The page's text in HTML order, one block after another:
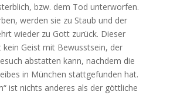
bzw. dem Tod unterworfen.
werden sie zu Staub und der
wieder zu Gott zurück. Dieser
kein Geist mit Bewusstsein, der
abstatten kann, nachdem die
in München stattgefunden hat.
ist nichts anderes als der göttliche